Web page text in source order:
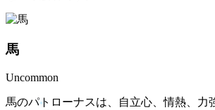
馬
Uncommon
馬のパトローナスは、自立心、情熱、力